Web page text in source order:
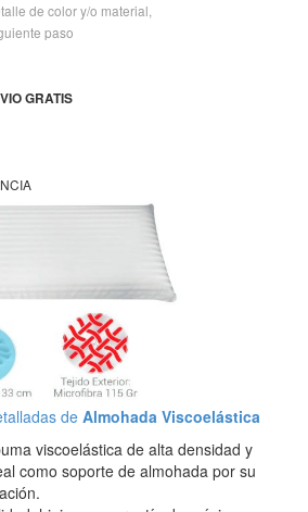
de color y/o material,
paso
GRATIS
de Almohada Viscoelástica
viscoelástica de alta densidad y
como soporte de almohada por su